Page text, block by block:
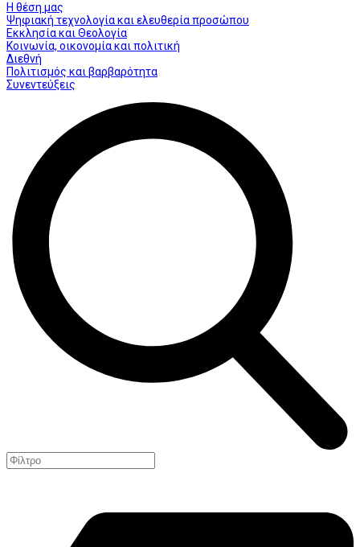
Η θέση μας
Ψηφιακή τεχνολογία και ελευθερία προσώπου
Εκκλησία και Θεολογία
Κοινωνία, οικονομία και πολιτική
Διεθνή
Πολιτισμός και βαρβαρότητα
Συνεντεύξεις